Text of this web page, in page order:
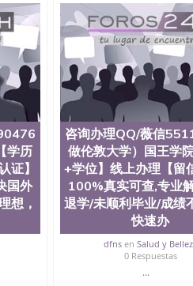
办理国外毕业证价格QQ微信
信551190476办国外可查文凭QQ微
询机构QQ微信551190476 国外资
文凭认证办理QQ微信551190476
立于1857年，简称SJSU，是加
Jose中心，占地154公顷。它是
美名列前茅的毕业薪资，浓厚的
美50强公立综合性大学，每年有来
有学术地位、声誉、实习机会和
机系与会计系更是在当今美国大
得到工作机会。许多硅谷公司甚
学系统(UC)，还是加州州立大学
塞州立大学座落于硅谷(Silicon
，超过134种学士学科和65个硕
机科学，电子工程学，工商管理学
的商学课程也吸引了众多不同国
息； 2、客户付定金下单； 3、公
图确认好转成品部做成品； 6、成
）。 三、真实网上可查的证明材
学历
证】
国外
想，
咨询办理QQ/薇信
做伦敦大学）国王学
+学位】线上办理【留
100%真实可查,专业
退学/未顺利毕业/成绩
快速办
dfnsen Salud y
0 Respuestas
...